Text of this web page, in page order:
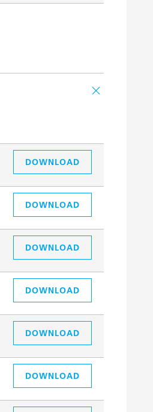
DOWNLOAD
DOWNLOAD
DOWNLOAD
DOWNLOAD
DOWNLOAD
DOWNLOAD